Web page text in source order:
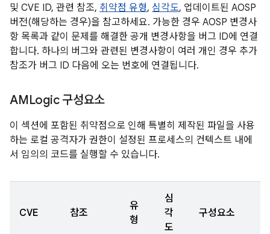
및 CVE ID, 관련 참조, 취약점 유형, 심각도, 업데이트된 AOSP
버전(해당하는 경우)을 참고하세요. 가능한 경우 AOSP 변경사
항 목록과 같이 문제를 해결한 공개 변경사항을 버그 ID에 연결
합니다. 하나의 버그와 관련된 변경사항이 여러 개인 경우 추가
참조가 버그 ID 다음에 오는 번호에 연결됩니다.
AMLogic 구성요소
이 섹션에 포함된 취약점으로 인해 특별히 제작된 파일을 사용
하는 로컬 공격자가 권한이 설정된 프로세스의 컨텍스트 내에
서 임의의 코드를 실행할 수 있습니다.
CVE 참조
유
형
심
각
도
구성요소